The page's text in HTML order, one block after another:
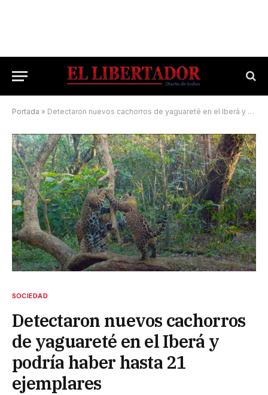
Portada » Detectaron nuevos cachorros de yaguareté en el Iberá y podría haber hasta 21 ejemplares
SOCIEDAD
Detectaron nuevos cachorros
de yaguareté en el Iberá y
podría haber hasta 21
ejemplares